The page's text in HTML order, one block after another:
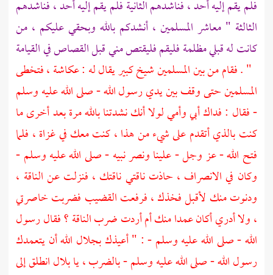
فلم يقم إليه أحد ، فناشدهم الثانية فلم يقم إليه أحد ، فناشدهم
الثالثة " معاشر المسلمين ، أنشدكم بالله وبحقي عليكم ، من
كانت له قبلي مظلمة فليقم فليقتص مني قبل القصاص في القيامة
" . فقام من بين المسلمين شيخ كبير يقال له :عكاشة، فتخطى
المسلمين حتى وقف بين يدي رسول الله - صلى الله عليه وسلم
- فقال : فداك أبي وأمي لولا أنك نشدتنا بالله مرة بعد أخرى ما
كنت بالذي أتقدم على شيء من هذا ، كنت معك في غزاة ، فلما
فتح الله - عز وجل - علينا ونصر نبيه - صلى الله عليه وسلم -
وكان في الانصراف ، حاذت ناقتي ناقتك ، فنزلت عن الناقة ،
ودنوت منك لأقبل فخذك ، فرفعت القضيب فضربت خاصرتي
، ولا أدري أكان عمدا منك أم أردت ضرب الناقة ؟ فقال رسول
الله - صلى الله عليه وسلم - : " أعيذك بجلال الله أن يتعمدك
رسول الله - صلى الله عليه وسلم - بالضرب ، يابلالانطلق إلى